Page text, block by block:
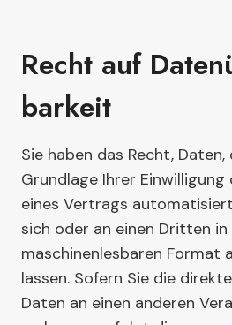
Recht auf
barkeit
Sie haben das Recht,
Grundlage Ihrer Einwilligung
eines Vertrags
sich oder an einen Dritten in
maschinenlesbaren Format
lassen. Sofern Sie die
Daten an einen anderen